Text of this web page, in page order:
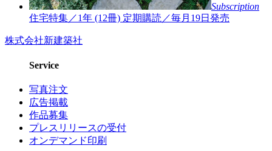
Subscription
住宅特集／1年 (12冊) 定期購読／毎月19日発売
株式会社新建築社
Service
写真注文
広告掲載
作品募集
プレスリリースの受付
オンデマンド印刷